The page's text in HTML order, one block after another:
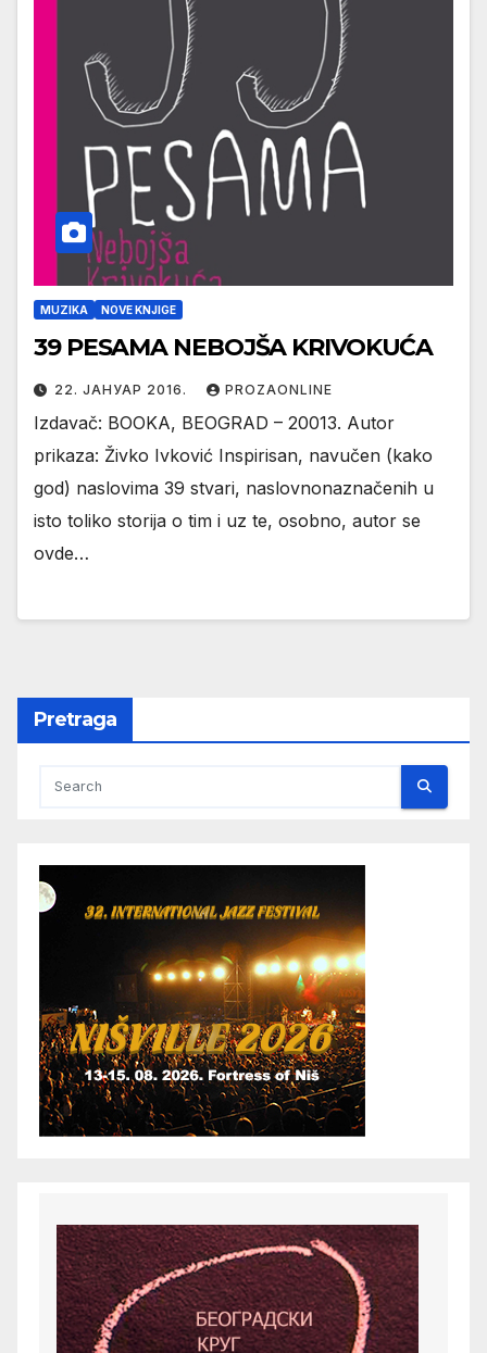
MUZIKA NOVE KNJIGE
39 PESAMA NEBOJŠA KRIVOKUĆA
22. ЈАНУАР 2016. PROZAONLINE
Izdavač: BOOKA, BEOGRAD – 20013. Autor
prikaza: Živko Ivković Inspirisan, navučen (kako
god) naslovima 39 stvari, naslovnonaznačenih u
isto toliko storija o tim i uz te, osobno, autor se
ovde…
Pretraga